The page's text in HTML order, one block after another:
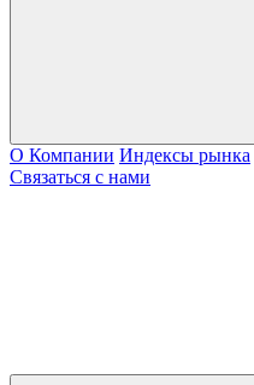
О Компании Индексы рынка
Связаться с нами